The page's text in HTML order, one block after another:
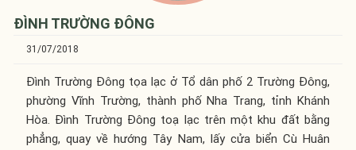
ĐÌNH TRƯỜNG ĐÔNG
31/07/2018
Đình Trường Đông tọa lạc ở Tổ dân phố 2 Trường Đông,
phường Vĩnh Trường, thành phố Nha Trang, tỉnh Khánh
Hòa. Đình Trường Đông toạ lạc trên một khu đất bằng
phẳng, quay về hướng Tây Nam, lấy cửa biển Cù Huân